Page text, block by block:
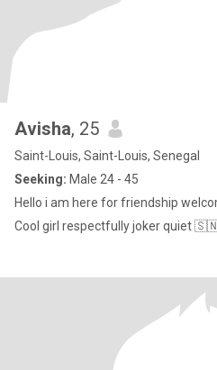
Avisha, 25
Saint-Louis, Saint-Louis, Senegal
Seeking: Male 24 - 45
Hello i am here for friendship
Cool girl respectfully joker quiet